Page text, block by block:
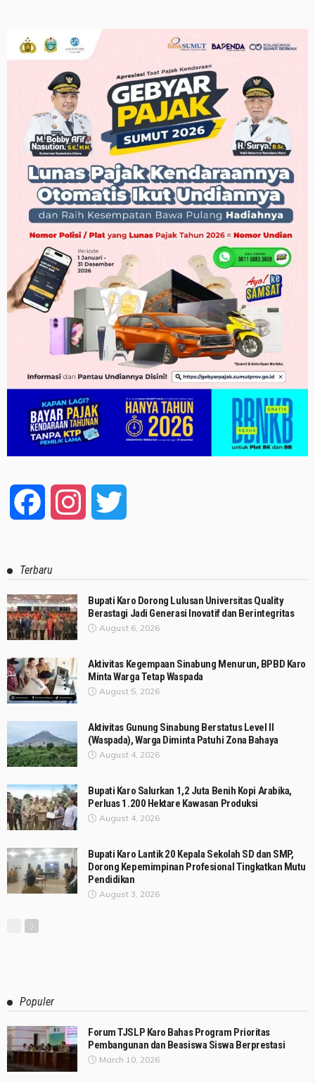
Facebook Instagram
Terbaru
Bupati Karo Dorong Lulusan Universitas Quality
Berastagi Jadi Generasi Inovatif dan Berintegritas
August 6, 2026
Aktivitas Kegempaan Sinabung Menurun, BPBD Karo
Minta Warga Tetap Waspada
August 5, 2026
Aktivitas Gunung Sinabung Berstatus Level II
(Waspada), Warga Diminta Patuhi Zona Bahaya
August 4, 2026
Bupati Karo Salurkan 1,2 Juta Benih Kopi Arabika,
Perluas 1.200 Hektare Kawasan Produksi
August 4, 2026
Bupati Karo Lantik 20 Kepala Sekolah SD dan SMP,
Dorong Kepemimpinan Profesional Tingkatkan Mutu
Pendidikan
August 3, 2026
Populer
Forum TJSLP Karo Bahas Program Prioritas
Pembangunan dan Beasiswa Siswa Berprestasi
March 10, 2026